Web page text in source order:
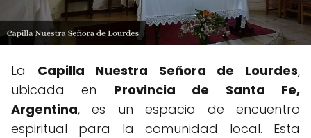
La Capilla Nuestra Señora de Lourdes,
ubicada en Provincia de Santa Fe,
Argentina, es un espacio de encuentro
espiritual para la comunidad local. Esta